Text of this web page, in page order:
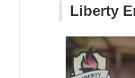
Liberty